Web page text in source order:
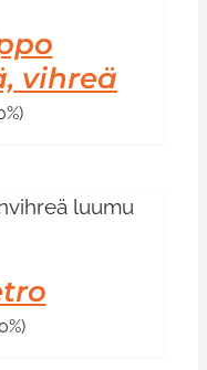
vihreä